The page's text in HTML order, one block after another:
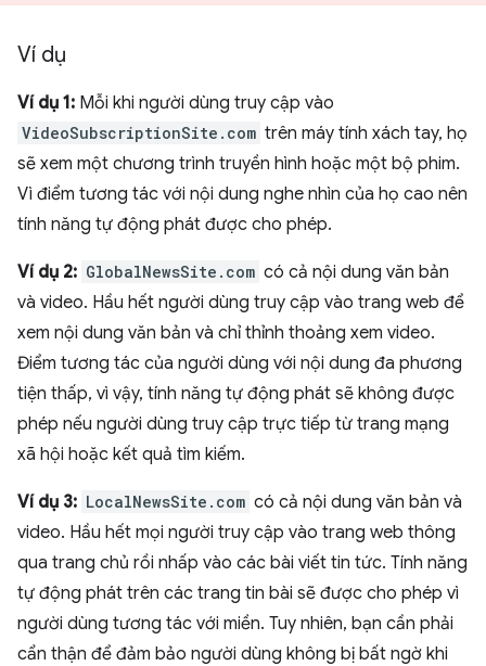
Ví dụ
Ví dụ 1: Mỗi khi người dùng truy cập vào
VideoSubscriptionSite.com trên máy tính xách tay, họ
sẽ xem một chương trình truyền hình hoặc một bộ phim.
Vì điểm tương tác với nội dung nghe nhìn của họ cao nên
tính năng tự động phát được cho phép.
Ví dụ 2: GlobalNewsSite.com có cả nội dung văn bản
và video. Hầu hết người dùng truy cập vào trang web để
xem nội dung văn bản và chỉ thỉnh thoảng xem video.
Điểm tương tác của người dùng với nội dung đa phương
tiện thấp, vì vậy, tính năng tự động phát sẽ không được
phép nếu người dùng truy cập trực tiếp từ trang mạng
xã hội hoặc kết quả tìm kiếm.
Ví dụ 3: LocalNewsSite.com có cả nội dung văn bản và
video. Hầu hết mọi người truy cập vào trang web thông
qua trang chủ rồi nhấp vào các bài viết tin tức. Tính năng
tự động phát trên các trang tin bài sẽ được cho phép vì
người dùng tương tác với miền. Tuy nhiên, bạn cần phải
cẩn thận để đảm bảo người dùng không bị bất ngờ khi